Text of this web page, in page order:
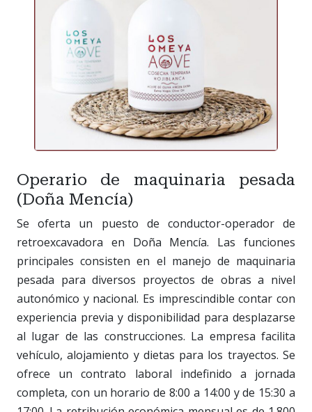
Operario de maquinaria pesada
(Doña Mencía)
Se oferta un puesto de conductor-operador de
retroexcavadora en Doña Mencía. Las funciones
principales consisten en el manejo de maquinaria
pesada para diversos proyectos de obras a nivel
autonómico y nacional. Es imprescindible contar con
experiencia previa y disponibilidad para desplazarse
al lugar de las construcciones. La empresa facilita
vehículo, alojamiento y dietas para los trayectos. Se
ofrece un contrato laboral indefinido a jornada
completa, con un horario de 8:00 a 14:00 y de 15:30 a